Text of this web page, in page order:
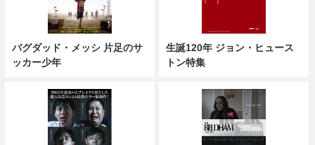
バグダッド・メッシ 片足のサ
ッカー少年
生誕120年 ジョン・ヒュース
トン特集